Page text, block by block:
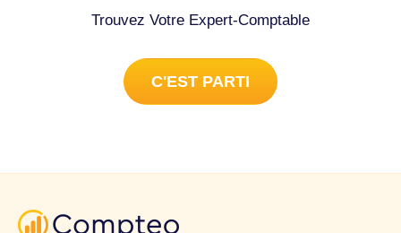
Trouvez Votre Expert-Comptable
C'EST PARTI